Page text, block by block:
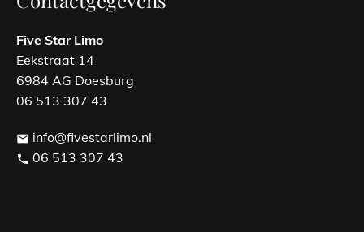
Five Star Limo
Eekstraat 14
6984 AG Doesburg
06 513 307 43
email info@fivestarlimo.nl
phone 06 513 307 43